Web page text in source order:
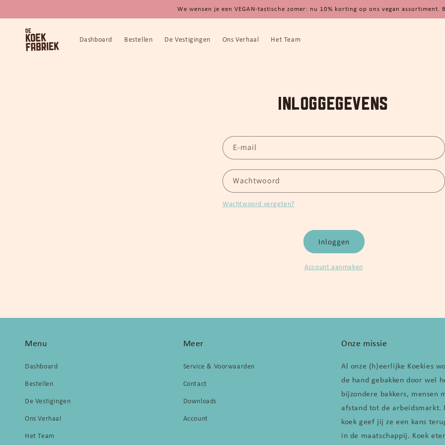
content
We wensen je een VEGAN-tastische zomer: nu 10% korting op ons vegan assortiment.
Dashboard Bestellen De Vestigingen Ons Verhaal Het Team
Inloggegevens
E‑mail
Wachtwoord
Wachtwoord vergeten?
Inloggen
Account aanmaken
Menu
Dashboard
Bestellen
De Vestigingen
Ons Verhaal
Het Team
Meer
Service & Voorwaarden
Contact
Downloads
Account
Onze missie
Al onze (h)eerlijke Koekies
de hand gebakken door wel
bijzondere bakkers, mensen
afstand tot de arbeidsmarkt.
koek geef jij ze een kans
in de maatschappij. Koek